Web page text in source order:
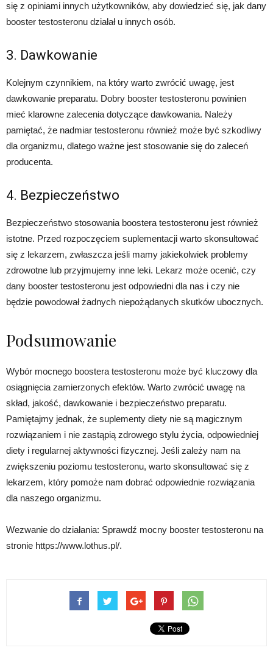
się z opiniami innych użytkowników, aby dowiedzieć się, jak dany
booster testosteronu działał u innych osób.
3. Dawkowanie
Kolejnym czynnikiem, na który warto zwrócić uwagę, jest
dawkowanie preparatu. Dobry booster testosteronu powinien
mieć klarowne zalecenia dotyczące dawkowania. Należy
pamiętać, że nadmiar testosteronu również może być szkodliwy
dla organizmu, dlatego ważne jest stosowanie się do zaleceń
producenta.
4. Bezpieczeństwo
Bezpieczeństwo stosowania boostera testosteronu jest również
istotne. Przed rozpoczęciem suplementacji warto skonsultować
się z lekarzem, zwłaszcza jeśli mamy jakiekolwiek problemy
zdrowotne lub przyjmujemy inne leki. Lekarz może ocenić, czy
dany booster testosteronu jest odpowiedni dla nas i czy nie
będzie powodował żadnych niepożądanych skutków ubocznych.
Podsumowanie
Wybór mocnego boostera testosteronu może być kluczowy dla
osiągnięcia zamierzonych efektów. Warto zwrócić uwagę na
skład, jakość, dawkowanie i bezpieczeństwo preparatu.
Pamiętajmy jednak, że suplementy diety nie są magicznym
rozwiązaniem i nie zastąpią zdrowego stylu życia, odpowiedniej
diety i regularnej aktywności fizycznej. Jeśli zależy nam na
zwiększeniu poziomu testosteronu, warto skonsultować się z
lekarzem, który pomoże nam dobrać odpowiednie rozwiązania
dla naszego organizmu.
Wezwanie do działania: Sprawdź mocny booster testosteronu na
stronie https://www.lothus.pl/.